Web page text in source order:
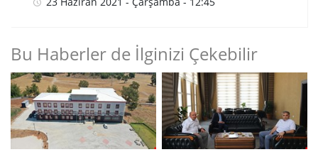
Bu Haberler de İlginizi Çekebilir